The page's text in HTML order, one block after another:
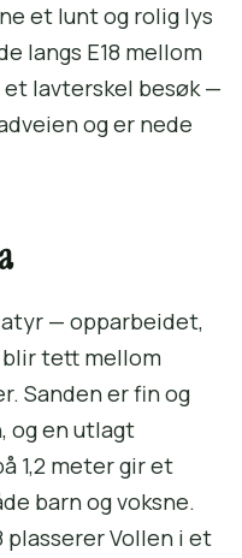
et lunt og rolig lys
langs E18 mellom
et lavterskel besøk —
og er nede
— opparbeidet,
tett mellom
Sanden er fin og
og en utlagt
1,2 meter gir et
barn og voksne.
plasserer Vollen i et